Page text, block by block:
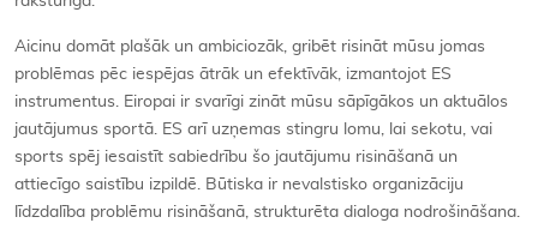
Aicinu domāt plašāk un ambiciozāk, gribēt risināt mūsu jomas
problēmas pēc iespējas ātrāk un efektīvāk, izmantojot ES
instrumentus. Eiropai ir svarīgi zināt mūsu sāpīgākos un aktuālos
jautājumus sportā. ES arī uzņemas stingru lomu, lai sekotu, vai
sports spēj iesaistīt sabiedrību šo jautājumu risināšanā un
attiecīgo saistību izpildē. Būtiska ir nevalstisko organizāciju
līdzdalība problēmu risināšanā, strukturēta dialoga nodrošināšana.